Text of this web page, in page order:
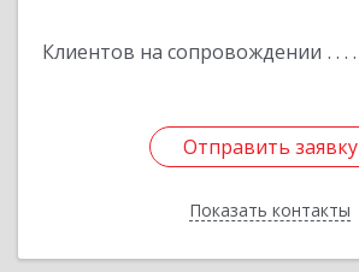
Клиентов на сопровождении
Отправить заявку
Показать контакты
Отправить заявку
Назад